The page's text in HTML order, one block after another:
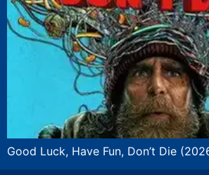
Good Luck, Have Fun, Don’t Die